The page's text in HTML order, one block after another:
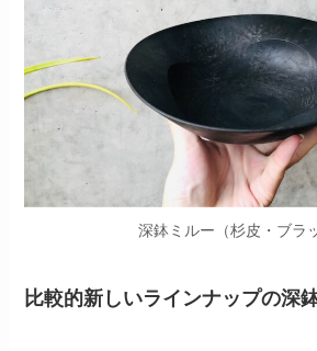
深鉢ミルー（杉皮・ブラ
比較的新しいラインナップの深